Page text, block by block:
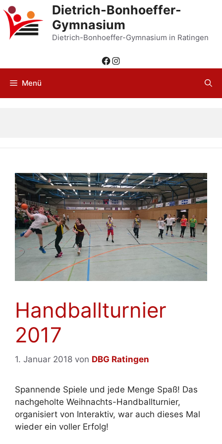
Zum
Inhalt
springen
Dietrich-Bonhoeffer-
Gymnasium
Dietrich-Bonhoeffer-Gymnasium in Ratingen
Facebook
Instagram
Menü
Handballturnier
2017
1. Januar 2018 von DBG Ratingen
Spannende Spiele und jede Menge Spaß! Das
nachgeholte Weihnachts-Handballturnier,
organisiert von Interaktiv, war auch dieses Mal
wieder ein voller Erfolg!